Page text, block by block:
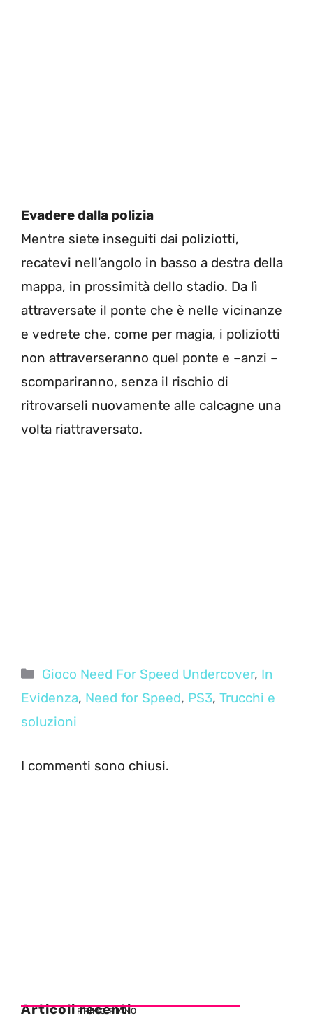
Evadere dalla polizia
Mentre siete inseguiti dai poliziotti,
recatevi nell’angolo in basso a destra della
mappa, in prossimità dello stadio. Da lì
attraversate il ponte che è nelle vicinanze
e vedrete che, come per magia, i poliziotti
non attraverseranno quel ponte e –anzi –
scompariranno, senza il rischio di
ritrovarseli nuovamente alle calcagne una
volta riattraversato.
Categorie
Gioco Need For Speed Undercover, In
Evidenza, Need for Speed, PS3, Trucchi e
soluzioni
I commenti sono chiusi.
Articoli recenti
PRIMO PIANO